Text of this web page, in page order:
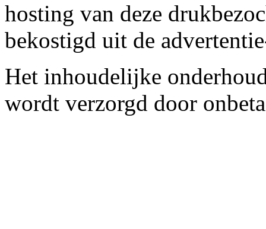
hosting van deze
bekostigd uit de
Het inhoudelijke
wordt verzorgd door